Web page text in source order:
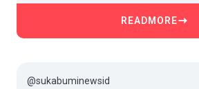
READMORE
@sukabuminewsid